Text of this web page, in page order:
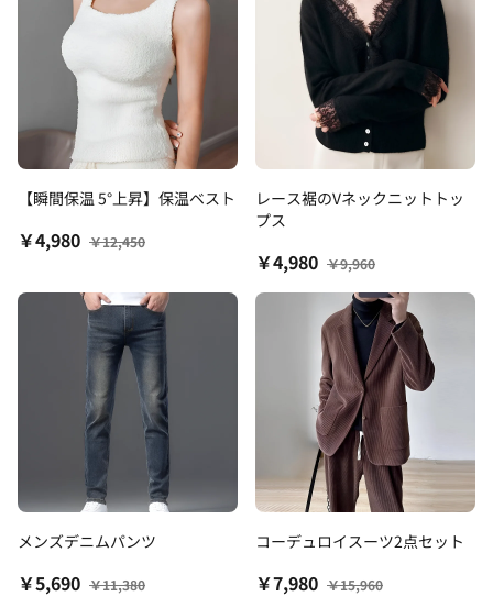
【瞬間保温 5°上昇】保温ベスト
￥4,980 ￥12,450
レース裾のVネックニットトッ
プス
￥4,980 ￥9,960
メンズデニムパンツ
￥5,690 ￥11,380
コーデュロイスーツ2点セット
￥7,980 ￥15,960